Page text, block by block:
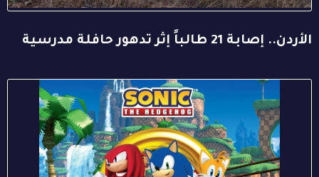
الأردن.. إصابة 21 طالباً إثر تدهور حافلة مدرسية